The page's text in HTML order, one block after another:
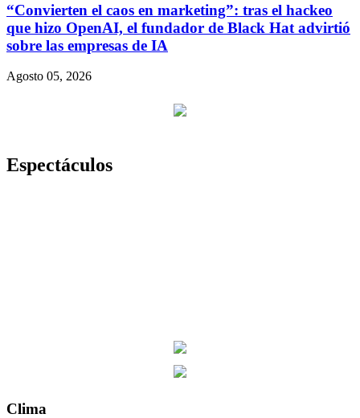
“Convierten el caos en marketing”: tras el hackeo
que hizo OpenAI, el fundador de Black Hat advirtió
sobre las empresas de IA
Agosto 05, 2026
Espectáculos
Clima